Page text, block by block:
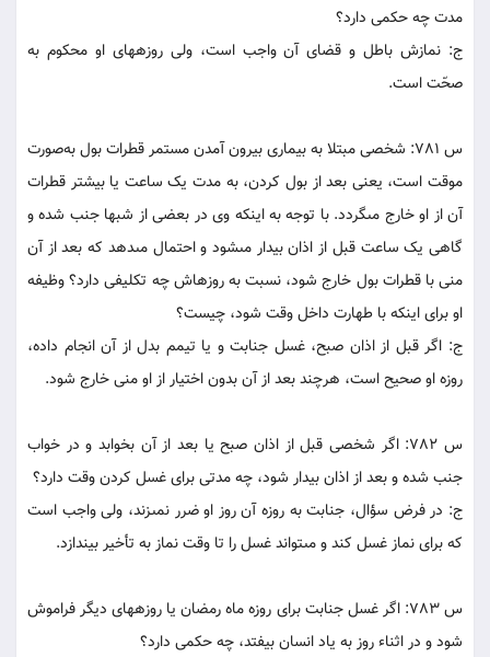
مدت چه حکمى دارد؟
ج: نمازش باطل و قضاى آن واجب است، ولى روزه‏هاى او محکوم به
صحّت‏ است.
س 781: شخصى مبتلا به بيمارى بيرون آمدن مستمر قطرات بول به‌صورت
موقت است، يعنى بعد از بول کردن، به مدت يک ساعت يا بيشتر قطرات
آن از او خارج مى‏گردد. با توجه به اينکه وى در بعضى از شبها جنب شده و
گاهى يک ساعت قبل از اذان بيدار مى‏شود و احتمال مى‏دهد که بعد از آن
منى با قطرات بول خارج شود، نسبت به روزه‏اش چه تکليفى دارد؟ وظيفه
او براى اينکه با طهارت داخل وقت شود، چيست؟
ج: اگر قبل از اذان صبح، غسل جنابت و يا تيمم بدل از آن انجام داده،
روزه او صحيح است، هرچند بعد از آن بدون اختيار از او منى خارج شود.
س 782: اگر شخصى قبل از اذان صبح يا بعد از آن بخوابد و در خواب
جنب شده و بعد از اذان بيدار شود، چه مدتى براى غسل کردن وقت دارد؟
ج: در فرض سؤال، جنابت به روزه آن روز او ضرر نمى‏زند، ولى واجب است
که براى نماز غسل کند و مى‏تواند غسل را تا وقت نماز به تأخير بيندازد.
س 783: اگر غسل جنابت براى روزه ماه رمضان يا روزه‏هاى ديگر فراموش
شود و در اثناء روز به ياد انسان بيفتد، چه حکمى دارد؟